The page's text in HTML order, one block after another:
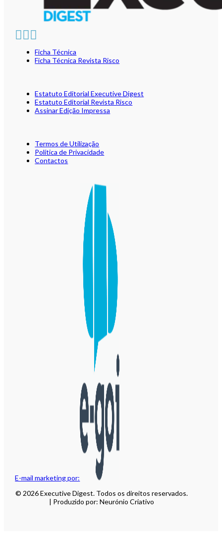
E-mail marketing por:
Ficha Técnica
Ficha Técnica Revista Risco
Estatuto Editorial Executive Digest
Estatuto Editorial Revista Risco
Assinar Edição Impressa
Termos de Utilização
Política de Privacidade
Contactos
© 2026 Executive Digest. Todos os direitos reservados.
| Produzido por: Neurónio Criativo